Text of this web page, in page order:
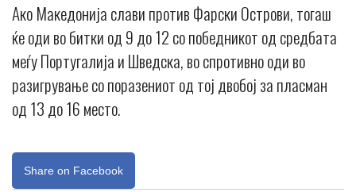
Ако Македонија слави против Фарски Острови, тогаш
ќе оди во битки од 9 до 12 со победникот од средбата
меѓу Португалија и Шведска, во спротивно оди во
разигрување со поразениот од тој двобој за пласман
од 13 до 16 место.
Share on Facebook